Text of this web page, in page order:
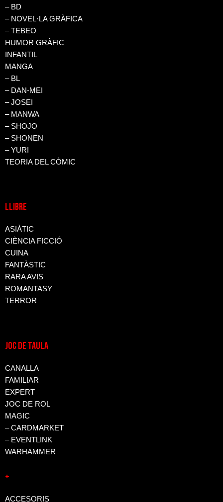
– BD
– NOVEL·LA GRÀFICA
– TEBEO
HUMOR GRÀFIC
INFANTIL
MANGA
– BL
– DAN-MEI
– JOSEI
– MANWA
– SHOJO
– SHONEN
– YURI
TEORIA DEL CÒMIC
LLIBRE
ASIÀTIC
CIÈNCIA FICCIÓ
CUINA
FANTÀSTIC
RARA AVIS
ROMANTASY
TERROR
JOC DE TAULA
CANALLA
FAMILIAR
EXPERT
JOC DE ROL
MAGIC
– CARDMARKET
– EVENTLINK
WARHAMMER
+
ACCESORIS